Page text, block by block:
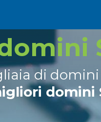
di
domini